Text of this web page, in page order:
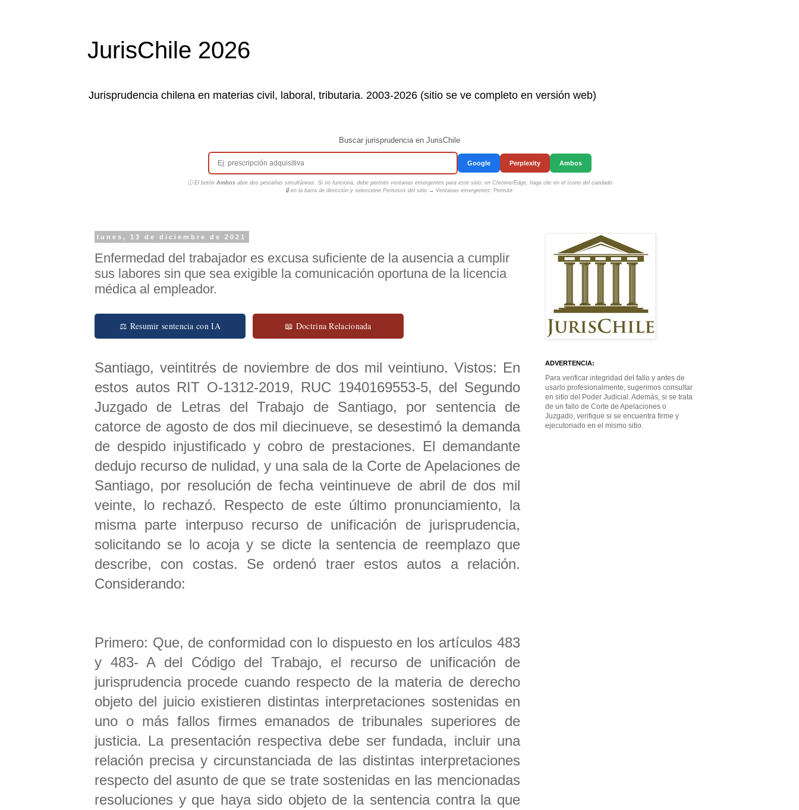
JurisChile 2026
Jurisprudencia chilena en materias civil, laboral, tributaria. 2003-2026 (sitio se ve completo en versión web)
Buscar jurisprudencia en JurisChile
Google Perplexity Ambos
ⓘ El botón Ambosabre dos pestañas simultáneas. Si no funciona, debe permitir ventanas emergentes para este sitio: en Chrome/Edge, haga clic en el ícono del candado
🔒 en la barra de dirección y seleccione Permisos del sitio → Ventanas emergentes: Permitir.
lunes, 13 de diciembre de 2021
Enfermedad del trabajador es excusa suficiente de la ausencia a cumplir
sus labores sin que sea exigible la comunicación oportuna de la licencia
médica al empleador.
⚖ Resumir sentencia con IA 📖 Doctrina Relacionada
Santiago, veintitrés de noviembre de dos mil veintiuno. Vistos: En
estos autos RIT O-1312-2019, RUC 1940169553-5, del Segundo
Juzgado de Letras del Trabajo de Santiago, por sentencia de
catorce de agosto de dos mil diecinueve, se desestimó la demanda
de despido injustificado y cobro de prestaciones. El demandante
dedujo recurso de nulidad, y una sala de la Corte de Apelaciones de
Santiago, por resolución de fecha veintinueve de abril de dos mil
veinte, lo rechazó. Respecto de este último pronunciamiento, la
misma parte interpuso recurso de unificación de jurisprudencia,
solicitando se lo acoja y se dicte la sentencia de reemplazo que
describe, con costas. Se ordenó traer estos autos a relación.
Considerando:
Primero: Que, de conformidad con lo dispuesto en los artículos 483
y 483- A del Código del Trabajo, el recurso de unificación de
jurisprudencia procede cuando respecto de la materia de derecho
objeto del juicio existieren distintas interpretaciones sostenidas en
uno o más fallos firmes emanados de tribunales superiores de
justicia. La presentación respectiva debe ser fundada, incluir una
relación precisa y circunstanciada de las distintas interpretaciones
respecto del asunto de que se trate sostenidas en las mencionadas
resoluciones y que haya sido objeto de la sentencia contra la que
ADVERTENCIA:
Para verificar integridad del fallo y antes de
usarlo profesionalmente, sugerimos consultar
en sitio del Poder Judicial. Además, si se trata
de un fallo de Corte de Apelaciones o
Juzgado, verifique si se encuentra firme y
ejecutoriado en el mismo sitio.